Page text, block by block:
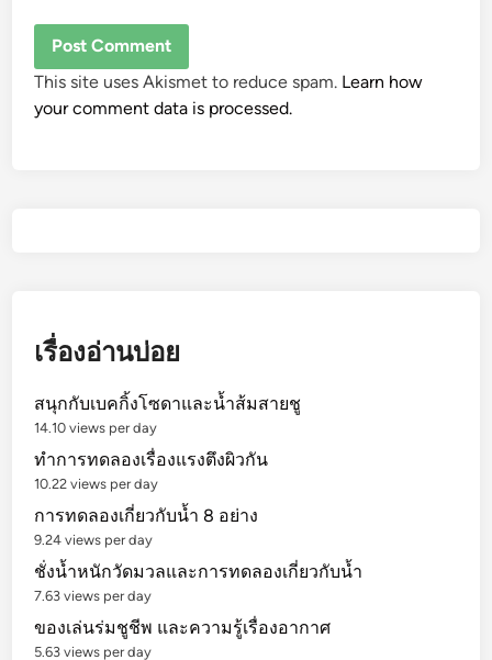
This site uses Akismet to reduce spam. Learn how
your comment data is processed.
เรื่องอ่านบ่อย
สนุกกับเบคกิ้งโซดาและน้ำส้มสายชู
14.10 views per day
ทำการทดลองเรื่องแรงตึงผิวกัน
10.22 views per day
การทดลองเกี่ยวกับน้ำ 8 อย่าง
9.24 views per day
ชั่งน้ำหนักวัดมวลและการทดลองเกี่ยวกับน้ำ
7.63 views per day
ของเล่นร่มชูชีพ และความรู้เรื่องอากาศ
5.63 views per day